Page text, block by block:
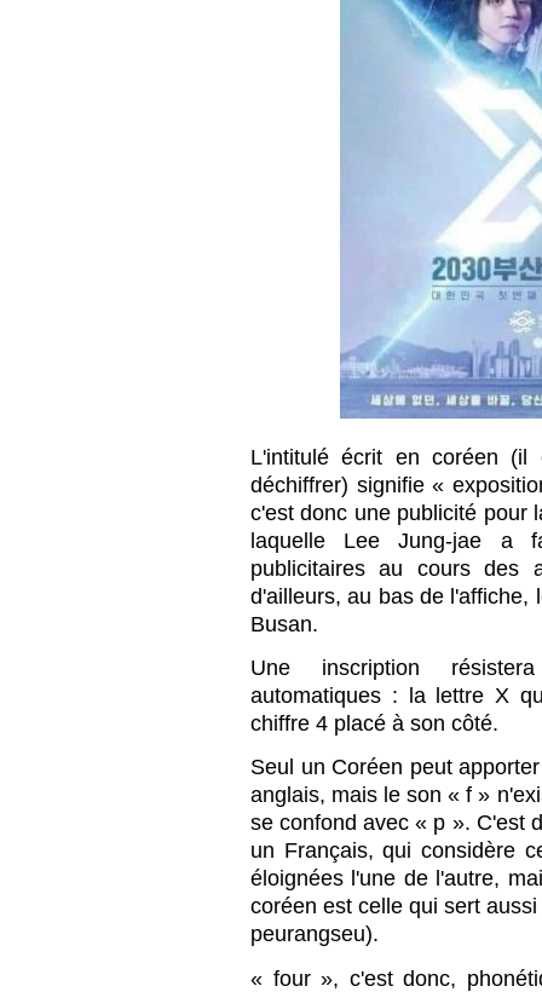
L'intitulé écrit en coréen
déchiffrer) signifie «
c'est donc une publicité pour
laquelle Lee Jung-jae a
publicitaires au cours des
d'ailleurs, au bas de l'affiche,
Busan.
Une inscription
automatiques : la lettre X
chiffre 4 placé à son côté.
Seul un Coréen peut
anglais, mais le son « f »
se confond avec « p ». C'est
un Français, qui considère
éloignées l'une de l'autre,
coréen est celle qui sert
peurangseu).
« four », c'est donc,